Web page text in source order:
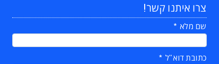
צרו איתנו קשר!
שם מלא
כתובת דוא"ל